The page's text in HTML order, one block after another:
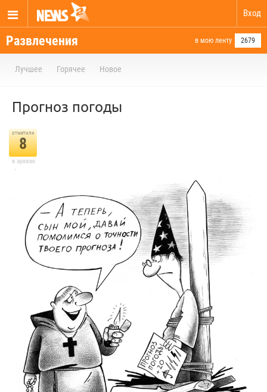
Вход
Развлечения в мою ленту 2679
Лучшее Горячее Новое
Прогноз погоды⁠⁠
отметили
8
в архиве